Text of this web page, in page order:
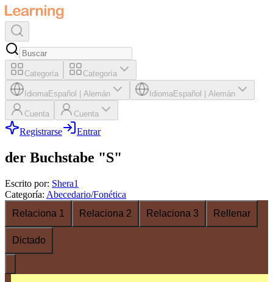
Categoría Categoría
IdiomaEspañol Alemán IdiomaEspañol Alemán
Cuenta Cuenta
Registrarse Entrar
der Buchstabe "S"
Escrito por: Shera1
Categoría: Abecedario/Fonética
Relaciona 1
Relaciona 2 Relaciona 3 Rellenar
Dictado